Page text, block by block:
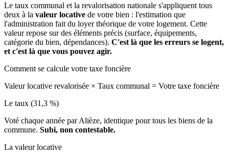
Le taux communal et la revalorisation nationale s'appliquent tous
deux à la valeur locative de votre bien : l'estimation que
l'administration fait du loyer théorique de votre logement. Cette
valeur repose sur des éléments précis (surface, équipements,
catégorie du bien, dépendances). C'est là que les erreurs se logent,
et c'est là que vous pouvez agir.
Comment se calcule votre taxe foncière
Valeur locative revalorisée × Taux communal = Votre taxe foncière
Le taux (31,3 %)
Voté chaque année par Alièze, identique pour tous les biens de la
commune. Subi, non contestable.
La valeur locative